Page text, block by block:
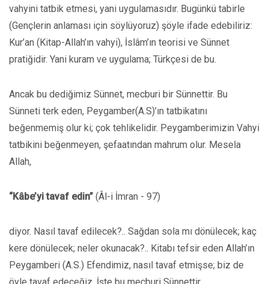
vahyini tatbik etmesi, yani uygulamasıdır. Bugünkü tabirle
(Gençlerin anlaması için söylüyoruz) şöyle ifade edebiliriz:
Kur’an (Kitap-Allah’ın vahyi), İslâm’ın teorisi ve Sünnet
pratiğidir. Yani kuram ve uygulama; Türkçesi de bu.
Ancak bu dediğimiz Sünnet, mecburi bir Sünnettir. Bu
Sünneti terk eden, Peygamber(A.S)’ın tatbikatını
beğenmemiş olur ki; çok tehlikelidir. Peygamberimizin Vahyi
tatbikini beğenmeyen, şefaatından mahrum olur. Mesela
Allah,
“Kâbe’yi tavaf edin” (Âl-i İmran - 97)
diyor. Nasıl tavaf edilecek?.. Sağdan sola mı dönülecek; kaç
kere dönülecek; neler okunacak?.. Kitabı tefsir eden Allah’ın
Peygamberi (A.S.) Efendimiz, nasıl tavaf etmişse; biz de